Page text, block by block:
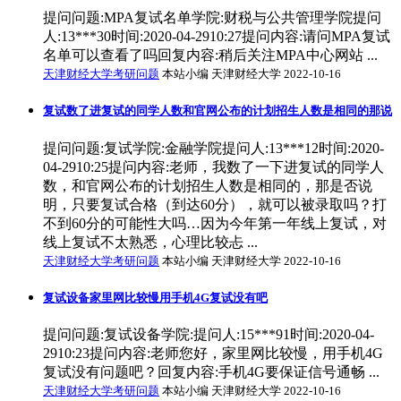
提问问题:MPA复试名单学院:财税与公共管理学院提问
人:13***30时间:2020-04-2910:27提问内容:请问MPA复试
名单可以查看了吗回复内容:稍后关注MPA中心网站 ...
天津财经大学考研问题 本站小编 天津财经大学 2022-10-16
复试数了进复试的同学人数和官网公布的计划招生人数是相同的那说
提问问题:复试学院:金融学院提问人:13***12时间:2020-
04-2910:25提问内容:老师，我数了一下进复试的同学人
数，和官网公布的计划招生人数是相同的，那是否说
明，只要复试合格（到达60分），就可以被录取吗？打
不到60分的可能性大吗…因为今年第一年线上复试，对
线上复试不太熟悉，心理比较忐 ...
天津财经大学考研问题 本站小编 天津财经大学 2022-10-16
复试设备家里网比较慢用手机4G复试没有吧
提问问题:复试设备学院:提问人:15***91时间:2020-04-
2910:23提问内容:老师您好，家里网比较慢，用手机4G
复试没有问题吧？回复内容:手机4G要保证信号通畅 ...
天津财经大学考研问题 本站小编 天津财经大学 2022-10-16